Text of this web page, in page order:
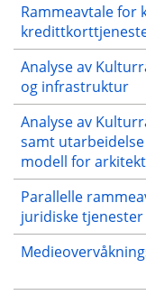
Rammeavtale for
Analyse av
og infrastruktur
Analyse av
samt
modell for
Parallelle
juridiske tjenester